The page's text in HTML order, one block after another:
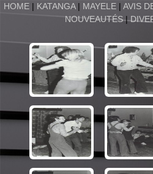
HOME | KATANGA| MAYELE| AVIS
NOUVEAUTÉS|